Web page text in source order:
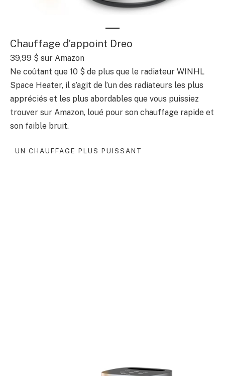
Chauffage d’appoint Dreo
39,99 $ sur Amazon
Ne coûtant que 10 $ de plus que le radiateur WINHL
Space Heater, il s’agit de l’un des radiateurs les plus
appréciés et les plus abordables que vous puissiez
trouver sur Amazon, loué pour son chauffage rapide et
son faible bruit.
UN CHAUFFAGE PLUS PUISSANT